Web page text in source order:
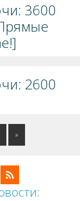
3600
2600
»